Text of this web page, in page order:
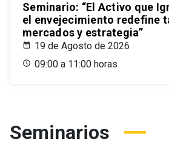
Seminario: “El Activo que
el envejecimiento redefine
mercados y estrategia”
19 de Agosto de 2026
09:00 a 11:00 horas
Seminarios